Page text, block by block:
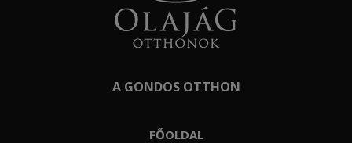
A GONDOS OTTHON
FŐOLDAL